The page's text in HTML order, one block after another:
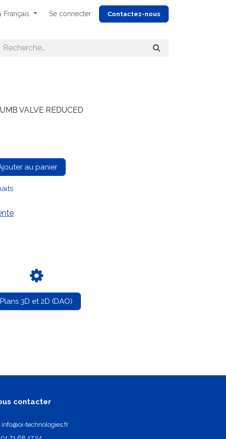
Français Se connecter Contactez-nous
VALVE REDUCED
au panier
Plans 3D et 2D (DAO)
contacter
info@oi-technologies.fr